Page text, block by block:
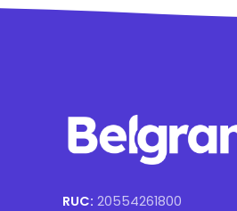
RUC: 20554261800